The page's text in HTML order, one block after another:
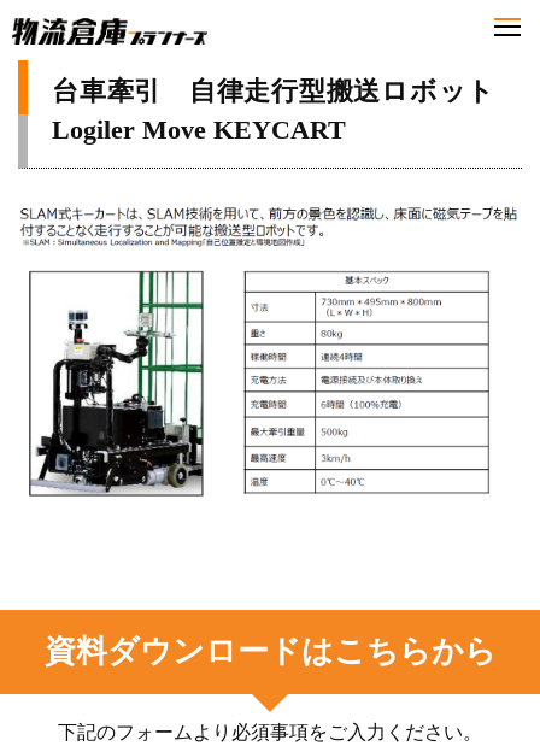
台車牽引 自律走行型搬送ロボット
Logiler Move KEYCART
資料ダウンロードはこちらから
下記のフォームより必須事項をご入力ください。